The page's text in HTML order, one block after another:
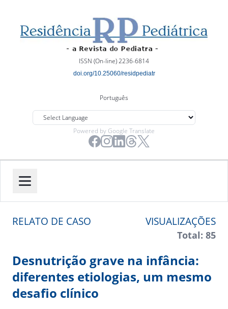
ISSN (On-line) 2236-6814
doi.org/10.25060/residpediatr
Português
Powered by Google Translate
RELATO DE CASO VISUALIZAÇÕES
Total: 85
Desnutrição grave na infância:
diferentes etiologias, um mesmo
desafio clínico